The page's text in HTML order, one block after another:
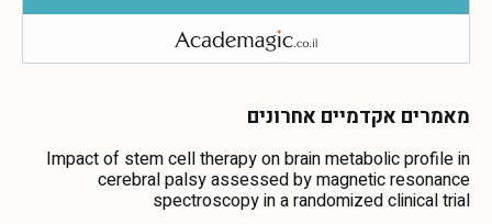
מאמרים אקדמיים אחרונים
Impact of stem cell therapy on brain metabolic profile in
cerebral palsy assessed by magnetic resonance
spectroscopy in a randomized clinical trial